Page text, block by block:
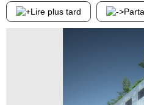
Lire plus tard